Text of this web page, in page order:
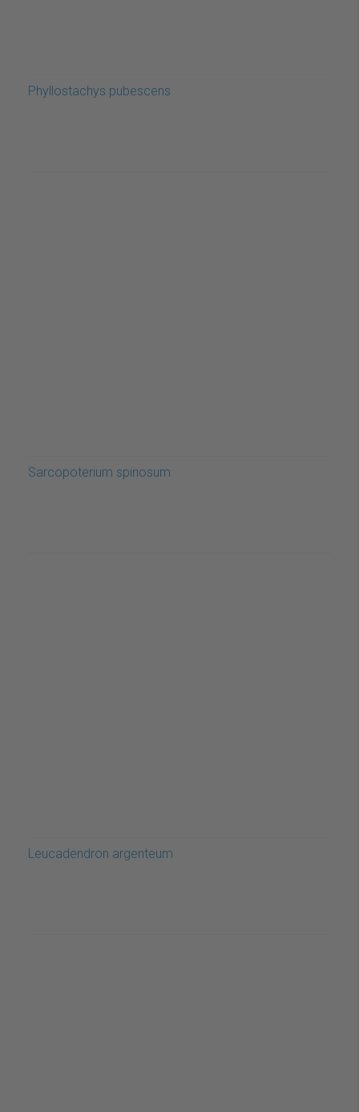
Phyllostachys pubescens
Sarcopoterium spinosum
Leucadendron argenteum